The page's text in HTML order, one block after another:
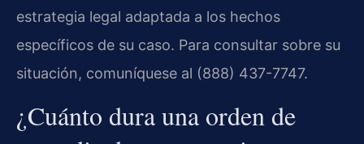
estrategia legal adaptada a los hechos
específicos de su caso. Para consultar sobre su
situación, comuníquese al (888) 437-7747.
¿Cuánto dura una orden de